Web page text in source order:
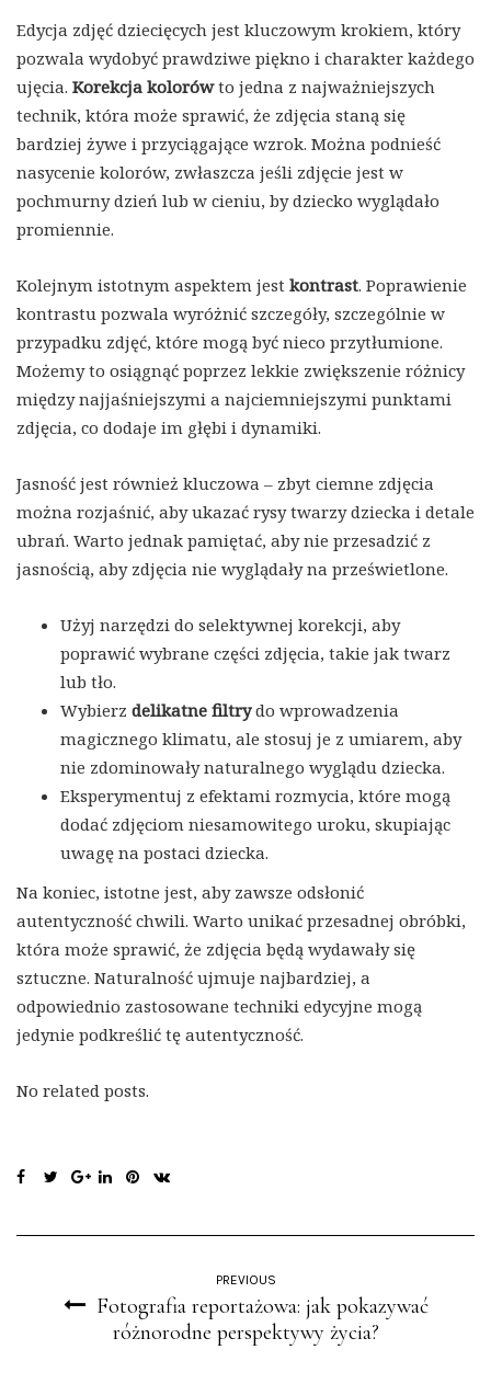
Edycja zdjęć dziecięcych jest kluczowym krokiem, który
pozwala wydobyć prawdziwe piękno i charakter każdego
ujęcia. Korekcja kolorówto jedna z najważniejszych
technik, która może sprawić, że zdjęcia staną się
bardziej żywe i przyciągające wzrok. Można podnieść
nasycenie kolorów, zwłaszcza jeśli zdjęcie jest w
pochmurny dzień lub w cieniu, by dziecko wyglądało
promiennie.
Kolejnym istotnym aspektem jest kontrast. Poprawienie
kontrastu pozwala wyróżnić szczegóły, szczególnie w
przypadku zdjęć, które mogą być nieco przytłumione.
Możemy to osiągnąć poprzez lekkie zwiększenie różnicy
między najjaśniejszymi a najciemniejszymi punktami
zdjęcia, co dodaje im głębi i dynamiki.
Jasność jest również kluczowa – zbyt ciemne zdjęcia
można rozjaśnić, aby ukazać rysy twarzy dziecka i detale
ubrań. Warto jednak pamiętać, aby nie przesadzić z
jasnością, aby zdjęcia nie wyglądały na prześwietlone.
Użyj narzędzi do selektywnej korekcji, aby
poprawić wybrane części zdjęcia, takie jak twarz
lub tło.
Wybierz delikatne filtrydo wprowadzenia
magicznego klimatu, ale stosuj je z umiarem, aby
nie zdominowały naturalnego wyglądu dziecka.
Eksperymentuj z efektami rozmycia, które mogą
dodać zdjęciom niesamowitego uroku, skupiając
uwagę na postaci dziecka.
Na koniec, istotne jest, aby zawsze odsłonić
autentyczność chwili. Warto unikać przesadnej obróbki,
która może sprawić, że zdjęcia będą wydawały się
sztuczne. Naturalność ujmuje najbardziej, a
odpowiednio zastosowane techniki edycyjne mogą
jedynie podkreślić tę autentyczność.
No related posts.
PREVIOUS
Fotografia reportażowa: jak pokazywać
różnorodne perspektywy życia?